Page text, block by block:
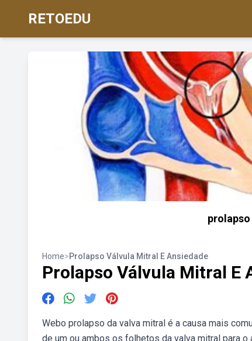
RETOEDU
Home>Prolapso Válvula Mitral E Ansiedade
Prolapso Válvula Mitral E
Webo prolapso da valva mitral é a causa mais
de um ou ambos os folhetos da valva mitral para